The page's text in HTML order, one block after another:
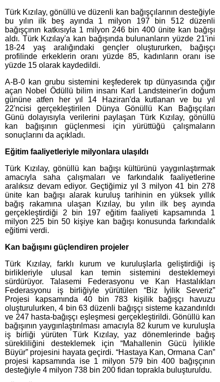
Türk Kızılay, gönüllü ve düzenli kan bağışçılarının desteğiyle
bu yılın ilk beş ayında 1 milyon 197 bin 512 düzenli
bağışçının katkısıyla 1 milyon 246 bin 400 ünite kan bağışı
aldı. Türk Kızılay'a kan bağışında bulunanların yüzde 21'ini
18-24 yaş aralığındaki gençler oluştururken, bağışçı
profilinde erkeklerin oranı yüzde 85, kadınların oranı ise
yüzde 15 olarak kaydedildi.
A-B-0 kan grubu sistemini keşfederek tıp dünyasında çığır
açan Nobel Ödüllü bilim insanı Karl Landsteiner'in doğum
gününe atfen her yıl 14 Haziran'da kutlanan ve bu yıl
22'ncisi gerçekleştirilen Dünya Gönüllü Kan Bağışçıları
Günü dolayısıyla verilerini paylaşan Türk Kızılay, gönüllü
kan bağışının güçlenmesi için yürüttüğü çalışmaların
sonuçlarını da açıkladı.
Eğitim faaliyetleriyle milyonlara ulaşıldı
Türk Kızılay, gönüllü kan bağışı kültürünü yaygınlaştırmak
amacıyla saha çalışmaları ve farkındalık faaliyetlerine
aralıksız devam ediyor. Geçtiğimiz yıl 3 milyon 41 bin 278
ünite kan bağışı alarak kuruluş tarihinin en yüksek yıllık
bağış rakamına ulaşan Kızılay, bu yılın ilk beş ayında
gerçekleştirdiği 2 bin 197 eğitim faaliyeti kapsamında 1
milyon 225 bin 50 kişiye kan bağışı konusunda farkındalık
eğitimi verdi.
Kan bağışını güçlendiren projeler
Türk Kızılay, farklı kurum ve kuruluşlarla geliştirdiği iş
birlikleriyle ulusal kan temin sistemini desteklemeyi
sürdürüyor. Talasemi Federasyonu ve Kan Hastalıkları
Federasyonu iş birliğiyle yürütülen “Biz İyilik Severiz”
Projesi kapsamında 40 bin 783 kişilik bağışçı havuzu
oluşturulurken, 4 bin 63 düzenli bağışçı sisteme kazandırıldı
ve 247 hasta-bağışçı eşleşmesi gerçekleştirildi. Gönüllü kan
bağışının yaygınlaştırılması amacıyla 82 kurum ve kuruluşla
iş birliği yürüten Türk Kızılay, yaz dönemlerinde bağış
sürekliliğini desteklemek için “Mahallenin Gücü İyilikle
Büyür” projesini hayata geçirdi. “Hastaya Kan, Ormana Can”
projesi kapsamında ise 1 milyon 579 bin 400 bağışçının
desteğiyle 4 milyon 738 bin 200 fidan toprakla buluşturuldu.